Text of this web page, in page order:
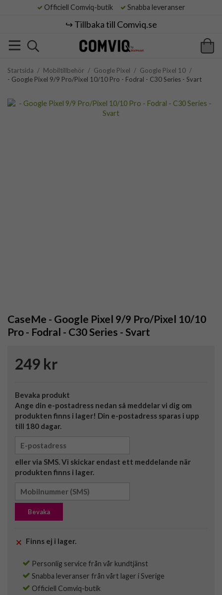
Officiell Comviq-butik Snabba leveranser
↪️ Tillbaka till Comviq.se
Startsida / Mobiltillbehör / Google Pixel / Google Pixel 10 /
- Google Pixel 9/9 Pro/Pixel 10/10 Pro - Fodral - C30 Series - Svart
CaseMe - Google Pixel 9/9 Pro/Pixel 10/10
Pro - Fodral - C30 Series - Svart
249 kr
Bevaka produkt
Ange din e-postadress nedan så meddelar vi dig om
produkten finns i lager! Din e-postadress sparas i upp
till 180 dagar.
eller via SMS. Vi skickar endast ett meddelande när
produkten finns i lager.
Bevaka
Finns ej i lager.
Personlig service från vår kundtjänst
Snabba leveranser från vårt lager i Sverige
Officiell Comviq-butik